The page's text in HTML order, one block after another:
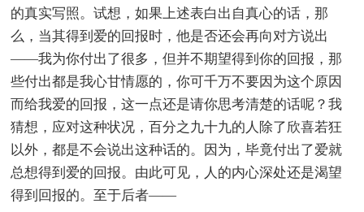
的真实写照。试想，如果上述表白出自真心的话，那
么，当其得到爱的回报时，他是否还会再向对方说出
――我为你付出了很多，但并不期望得到你的回报，那
些付出都是我心甘情愿的，你可千万不要因为这个原因
而给我爱的回报，这一点还是请你思考清楚的话呢？我
猜想，应对这种状况，百分之九十九的人除了欣喜若狂
以外，都是不会说出这种话的。因为，毕竟付出了爱就
总想得到爱的回报。由此可见，人的内心深处还是渴望
得到回报的。至于后者――